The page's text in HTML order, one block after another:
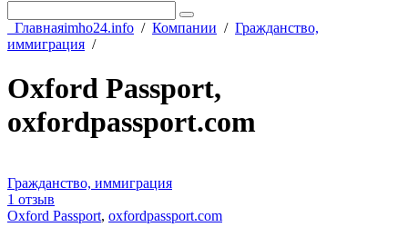
Главнаяimho24.info / Компании / Гражданство,
иммиграция /
Oxford Passport,
oxfordpassport.com
Гражданство, иммиграция
1 отзыв
Oxford Passport, oxfordpassport.com